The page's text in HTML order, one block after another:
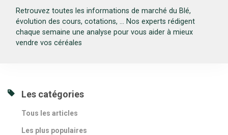
Retrouvez toutes les informations de marché du Blé,
évolution des cours, cotations, ... Nos experts rédigent
chaque semaine une analyse pour vous aider à mieux
vendre vos céréales
Les catégories
Tous les articles
Les plus populaires